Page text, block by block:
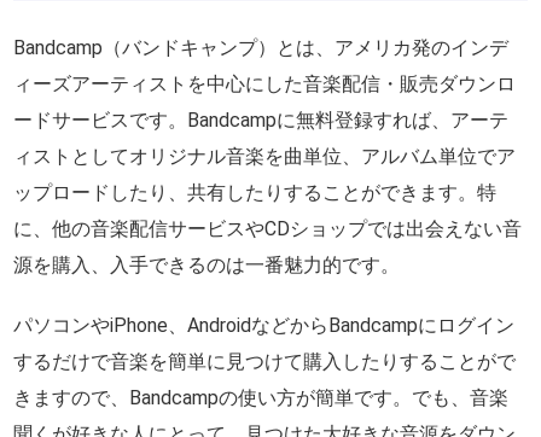
Bandcamp（バンドキャンプ）とは、アメリカ発のインデ
ィーズアーティストを中心にした音楽配信・販売ダウンロ
ードサービスです。Bandcampに無料登録すれば、アーテ
ィストとしてオリジナル音楽を曲単位、アルバム単位でア
ップロードしたり、共有したりすることができます。特
に、他の音楽配信サービスやCDショップでは出会えない音
源を購入、入手できるのは一番魅力的です。
パソコンやiPhone、AndroidなどからBandcampにログイン
するだけで音楽を簡単に見つけて購入したりすることがで
きますので、Bandcampの使い方が簡単です。でも、音楽